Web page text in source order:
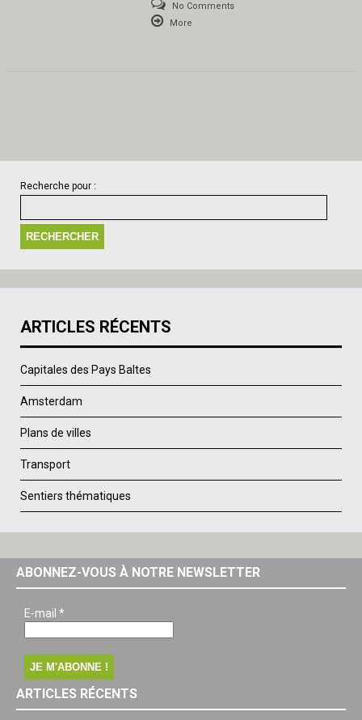
No Comments
More
Recherche pour :
ARTICLES RÉCENTS
Capitales des Pays Baltes
Amsterdam
Plans de villes
Transport
Sentiers thématiques
ABONNEZ-VOUS À NOTRE NEWSLETTER
E-mail *
ARTICLES RÉCENTS